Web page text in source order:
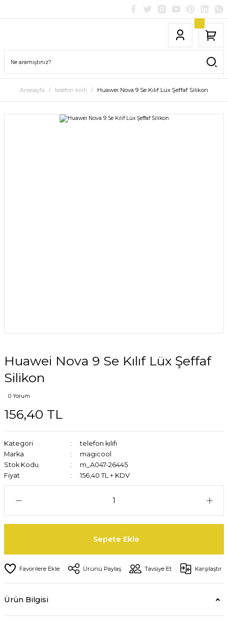
Anasayfa telefon kılıfı Huawei Nova 9 Se Kılıf Lüx Şeffaf Silikon
Huawei Nova 9 Se Kılıf Lüx Şeffaf
Silikon
0 Yorum
156,40 TL
Kategori
telefon kılıfı
Marka
magicool
Stok Kodu
m_A047-26445
Fiyat
156,40 TL + KDV
Sepete Ekle
Ürünü Paylaş Tavsiye Et Karşılaştır
Ürün Bilgisi